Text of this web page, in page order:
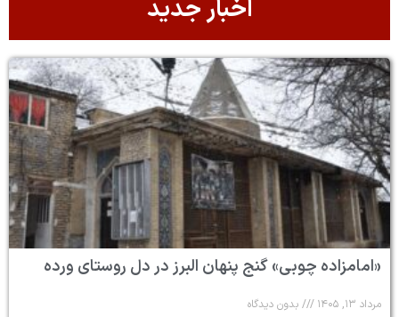
اخبار جدید
«امامزاده چوبی» گنج پنهان البرز در دل روستای ورده
مرداد ۱۳, ۱۴۰۵ بدون دیدگاه